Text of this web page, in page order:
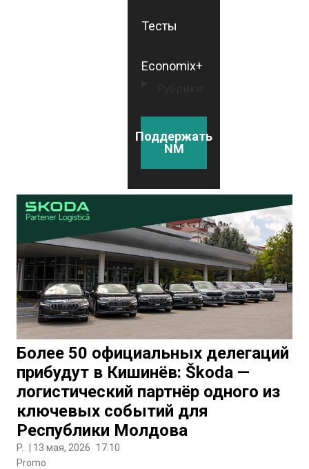
Тесты
Economix+
Поддержать
NM
Более 50 официальных делегаций
прибудут в Кишинёв: Škoda —
логистический партнёр одного из
ключевых событий для
Республики Молдова
P. 13 мая, 2026
17:10
Promo